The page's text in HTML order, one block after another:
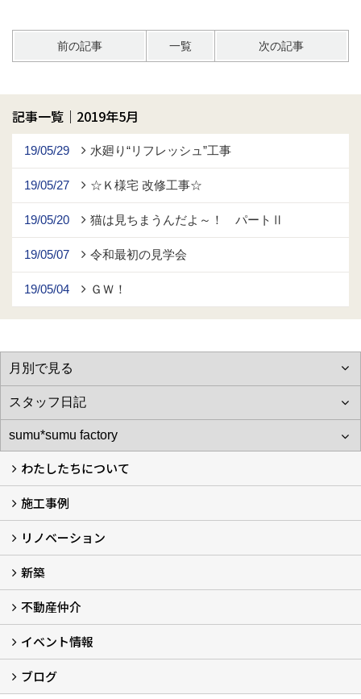
前の記事 一覧 次の記事
記事一覧｜2019年5月
19/05/29 水廻り“リフレッシュ”工事
19/05/27 ☆Ｋ様宅 改修工事☆
19/05/20 猫は見ちまうんだよ～！ パートⅡ
19/05/07 令和最初の見学会
19/05/04 ＧＷ！
わたしたちについて
わたしたちについて…
会社概要
スタッフ紹介
アフターサポート
自社大工のつくる家
ショールーム
施工事例
施工実例
お客様の声
リノベーション
再生良家の家づくり (2)
戸建住宅リノベーション
リフォーム
住まいの補助金2026 (7)
新築
LaLaCASAの家
家づくりの流れ
新築モデルハウスモニター募集
不動産仲介
不動産仲介
中古物件リノベーションの流れ
不動産情報
イベント情報
イベント予告
イベント報告
ブログ